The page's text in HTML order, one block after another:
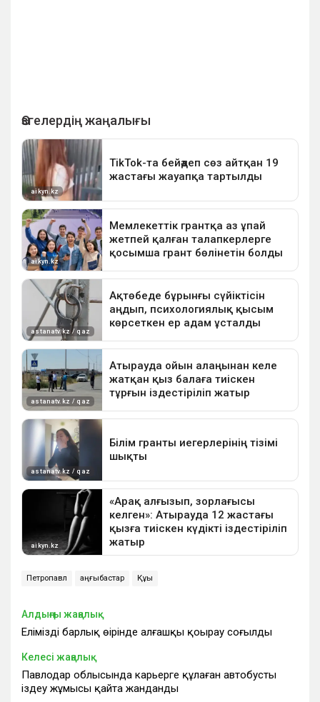
Петропавл қаңғыбастар Құқық
Алдыңғы жаңалық
Еліміздің барлық өңірінде алғашқы қоңырау соғылды
Келесі жаңалық
Павлодар облысында карьерге құлаған автобусты
іздеу жұмысы қайта жанданды